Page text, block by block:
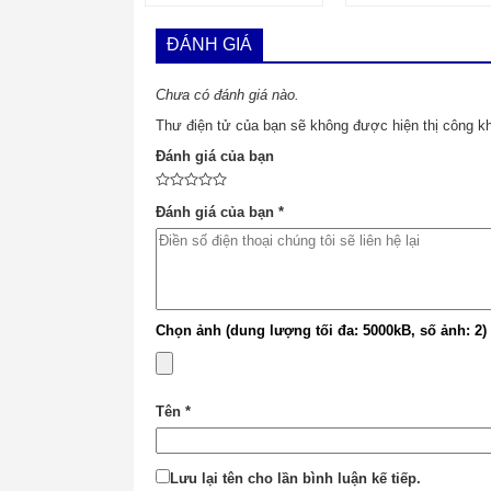
ĐÁNH GIÁ
Chưa có đánh giá nào.
Thư điện tử của bạn sẽ không được hiện thị công
Đánh giá của bạn
Đánh giá của bạn *
Chọn ảnh (dung lượng tối đa: 5000kB, số ảnh: 2)
Tên *
Lưu lại tên cho lần bình luận kế tiếp.